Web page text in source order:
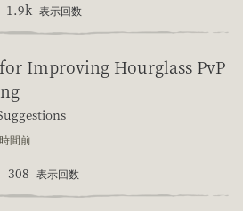
1.9k 表示回数
Improving Hourglass PvP
間前
308 表示回数